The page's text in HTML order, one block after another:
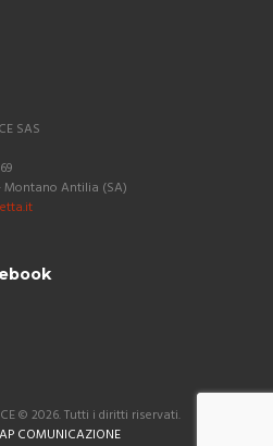
SAS
Antilia (SA)
© 2026. Tutti i diritti riservati.
COMUNICAZIONE